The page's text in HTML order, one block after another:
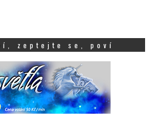
zeptejte se, poví